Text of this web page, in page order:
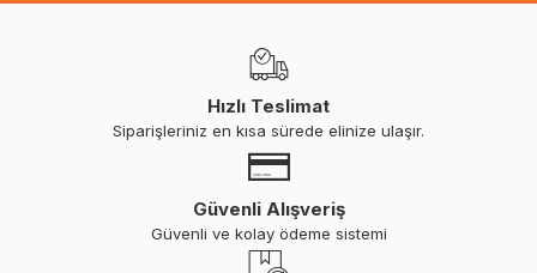
Hızlı Teslimat
Siparişleriniz en kısa sürede elinize ulaşır.
Güvenli Alışveriş
Güvenli ve kolay ödeme sistemi